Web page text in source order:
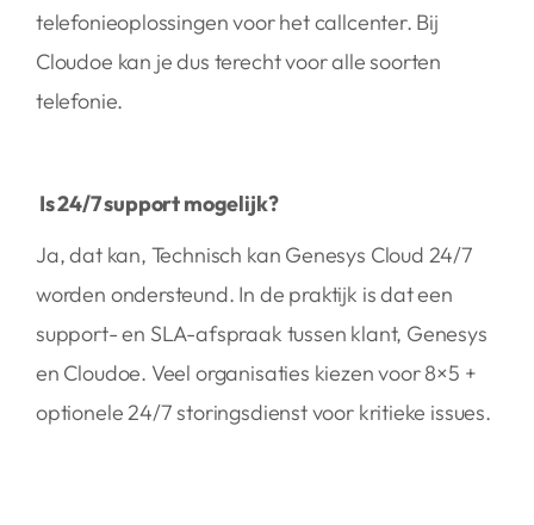
telefonieoplossingen voor het callcenter. Bij
Cloudoe kan je dus terecht voor alle soorten
telefonie.
Is 24/7 support mogelijk?
Ja, dat kan, Technisch kan Genesys Cloud 24/7
worden ondersteund. In de praktijk is dat een
support- en SLA-afspraak tussen klant, Genesys
en Cloudoe. Veel organisaties kiezen voor 8×5 +
optionele 24/7 storingsdienst voor kritieke issues.